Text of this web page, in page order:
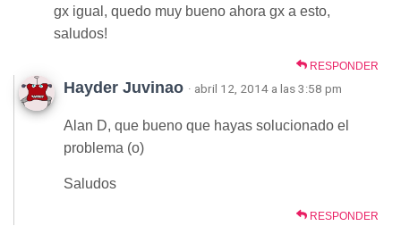
gx igual, quedo muy bueno ahora gx a esto,
saludos!
RESPONDER
Hayder Juvinao · abril 12, 2014 a las 3:58 pm
Alan D, que bueno que hayas solucionado el
problema (o)
Saludos
RESPONDER